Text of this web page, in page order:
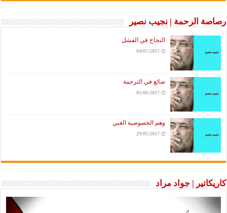
رصاصة الرحمة | نجيب نصير
النجاح في الفشل
04/07/2017
ضائع في الترجمة
05/06/2017
وهم الخصوصية الغبي
29/05/2017
كاريكاتير | جواد مراد